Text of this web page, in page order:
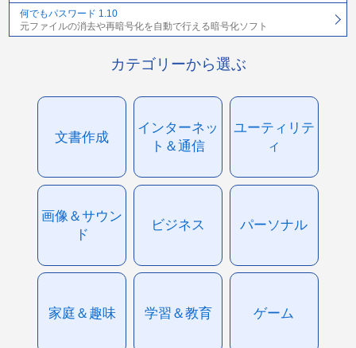
何でもパスワード 1.10
元ファイルの消去や再暗号化を自動で行える暗号化ソフト
カテゴリーから選ぶ
文書作成
インターネッ
ト＆通信
ユーティリテ
ィ
画像＆サウン
ド
ビジネス パーソナル
家庭＆趣味 学習＆教育 ゲーム